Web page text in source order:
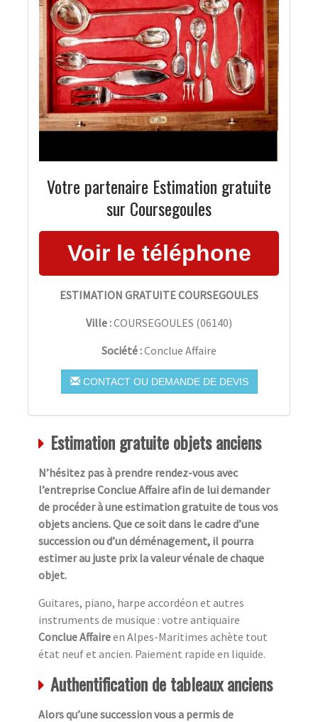
Votre partenaire Estimation gratuite
sur Coursegoules
ESTIMATION GRATUITE COURSEGOULES
Ville :COURSEGOULES (06140)
Société :Conclue Affaire
CONTACT OU DEMANDE DE DEVIS
Estimation gratuite objets anciens
N’hésitez pas à prendre rendez-vous avec
l’entreprise Conclue Affaire afin de lui demander
de procéder à une estimation gratuite de tous vos
objets anciens. Que ce soit dans le cadre d’une
succession ou d’un déménagement, il pourra
estimer au juste prix la valeur vénale de chaque
objet.
Guitares, piano, harpe accordéon et autres
instruments de musique : votre antiquaire
Conclue Affaireen Alpes-Maritimes achète tout
état neuf et ancien. Paiement rapide en liquide.
Authentification de tableaux anciens
Alors qu’une succession vous a permis de